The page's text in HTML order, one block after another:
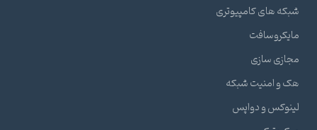
شبکه های کامپیوتری
مایکروسافت
مجازی سازی
هک و امنیت شبکه
لینوکس و دواپس